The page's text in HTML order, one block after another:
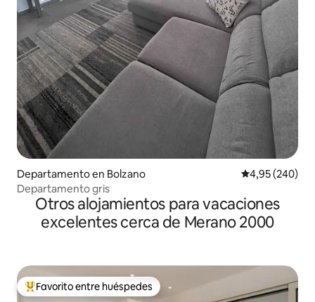
Departamento en Bolzano Calificación
4,95 (240)
Departamento gris
Otros alojamientos para vacaciones
excelentes cerca de Merano 2000
Favorito entre los huéspedes más destacados
Favorito entre huéspedes